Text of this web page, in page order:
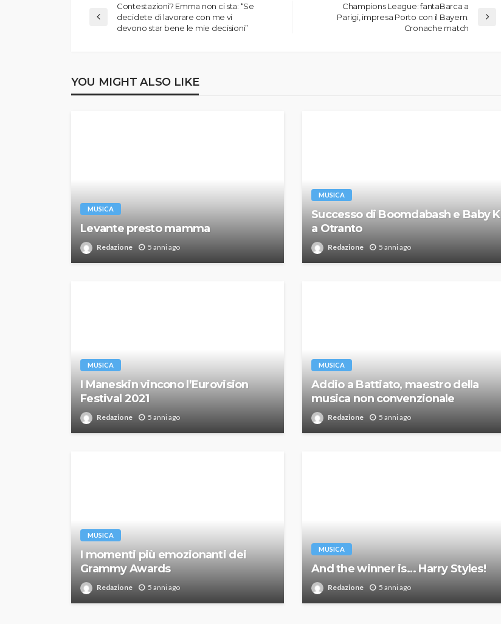
Contestazioni? Emma non ci sta: “Se
decidete di lavorare con me vi
devono star bene le mie decisioni”
Champions League: fantaBarca a
Parigi, impresa Porto con il Bayern.
Cronache match
YOU MIGHT ALSO LIKE
MUSICA
Levante presto mamma
Redazione 5 anni ago
MUSICA
Successo di Boomdabash e Baby K
a Otranto
Redazione 5 anni ago
MUSICA
I Maneskin vincono l’Eurovision
Festival 2021
Redazione 5 anni ago
MUSICA
Addio a Battiato, maestro della
musica non convenzionale
Redazione 5 anni ago
MUSICA
I momenti più emozionanti dei
Grammy Awards
Redazione 5 anni ago
MUSICA
And the winner is… Harry Styles!
Redazione 5 anni ago